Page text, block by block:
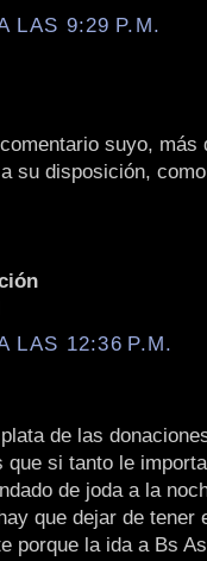
LAS 9:29 P.M.
suyo, más
su disposición,
LAS 12:36 P.M.
de las
si tanto le
de joda a la
que dejar de tener
porque la ida a Bs